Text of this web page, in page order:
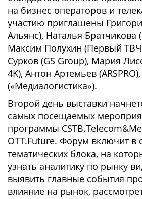
на бизнес операторов и
участию приглашены
Альянс), Наталья
Максим Полухин (Первый
Сурков (GS Group), Мария
4K), Антон Артемьев
(«Медиалогистика»).
Второй день выставки
самых посещаемых
программы
OTT.Future. Форум включит в
тематических блока, на
узнать аналитику по рынку
выявить главные события
влияние на рынок,